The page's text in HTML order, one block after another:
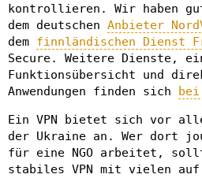
kontrollieren. Wir haben
dem deutschen Anbieter
dem finnländischen Dienst
Secure. Weitere Dienste,
Funktionsübersicht und
Anwendungen finden sich
bei
Ein VPN bietet sich vor
der Ukraine an. Wer dort
für eine NGO arbeitet,
stabiles VPN mit vielen